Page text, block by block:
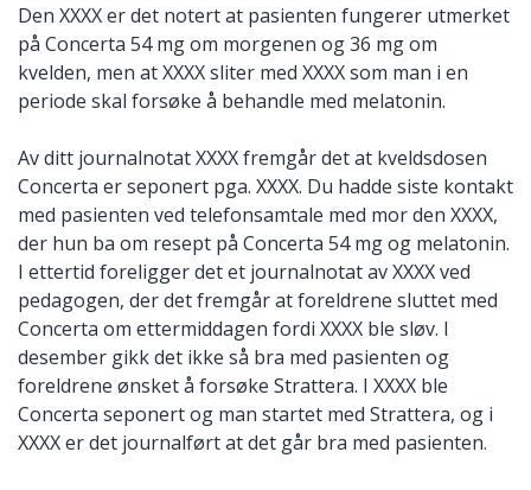
Den XXXX er det notert at pasienten fungerer utmerket
på Concerta 54 mg om morgenen og 36 mg om
kvelden, men at XXXX sliter med XXXX som man i en
periode skal forsøke å behandle med melatonin.
Av ditt journalnotat XXXX fremgår det at kveldsdosen
Concerta er seponert pga. XXXX. Du hadde siste kontakt
med pasienten ved telefonsamtale med mor den XXXX,
der hun ba om resept på Concerta 54 mg og melatonin.
I ettertid foreligger det et journalnotat av XXXX ved
pedagogen, der det fremgår at foreldrene sluttet med
Concerta om ettermiddagen fordi XXXX ble sløv. I
desember gikk det ikke så bra med pasienten og
foreldrene ønsket å forsøke Strattera. I XXXX ble
Concerta seponert og man startet med Strattera, og i
XXXX er det journalført at det går bra med pasienten.